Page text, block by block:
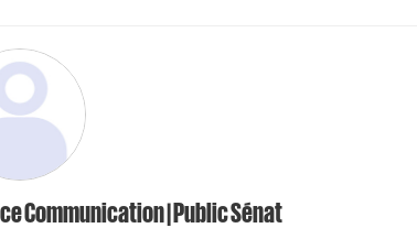
Communication | Public Sénat